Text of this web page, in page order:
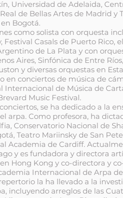
Universidad de Adelaida,
de Bellas Artes de Madrid y
Bogotá.
como solista con orquesta
Festival Casals de Puerto Rico,
de La Plata y con
Aires, Sinfónica de Entre
y diversas orquestas en
en conciertos de música de
Internacional de Música de
Music Festival.
se ha dedicado a la
arpa. Como profesora, ha
Conservatorio Nacional de
Teatro Mariinsky de San
Academia de Cardiff.
y es fundadora y directora
Hong Kong y co-directora y
Internacional de Arpa
la ha llevado a la
incluyendo arreglos de las